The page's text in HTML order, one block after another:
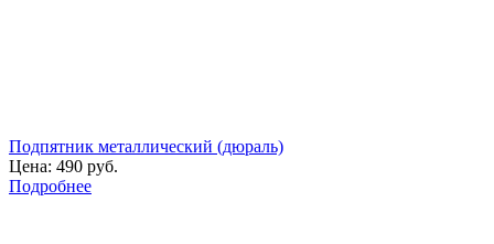
Подпятник металлический (дюраль)
Цена: 490 руб.
Подробнее